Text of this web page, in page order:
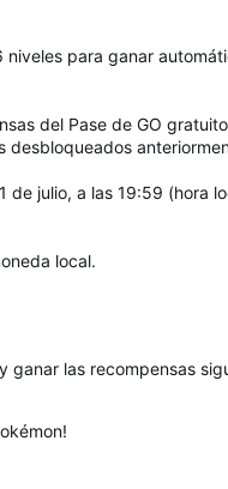
para ganar
del Pase de GO
desbloqueados
julio, a las 19:59 (hora
local.
ganar las recompensas